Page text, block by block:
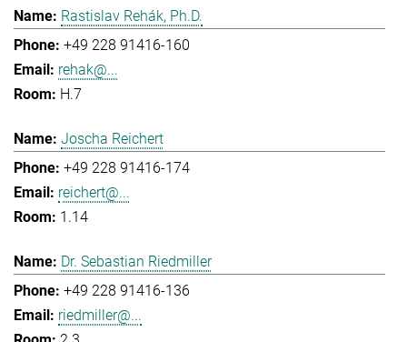
Rastislav Rehák, Ph.D.
+49 228 91416-160
rehak@...
H.7
Joscha Reichert
+49 228 91416-174
reichert@...
1.14
Dr. Sebastian Riedmiller
+49 228 91416-136
riedmiller@...